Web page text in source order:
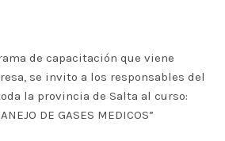
de capacitación que viene
se invito a los responsables del
la provincia de Salta al curso:
DE GASES MEDICOS”